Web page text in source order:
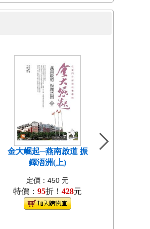
金大崛起─燕南啟道 振
鐸浯洲(上)
定價：450 元
特價： 95折！ 428元
中國近代教會